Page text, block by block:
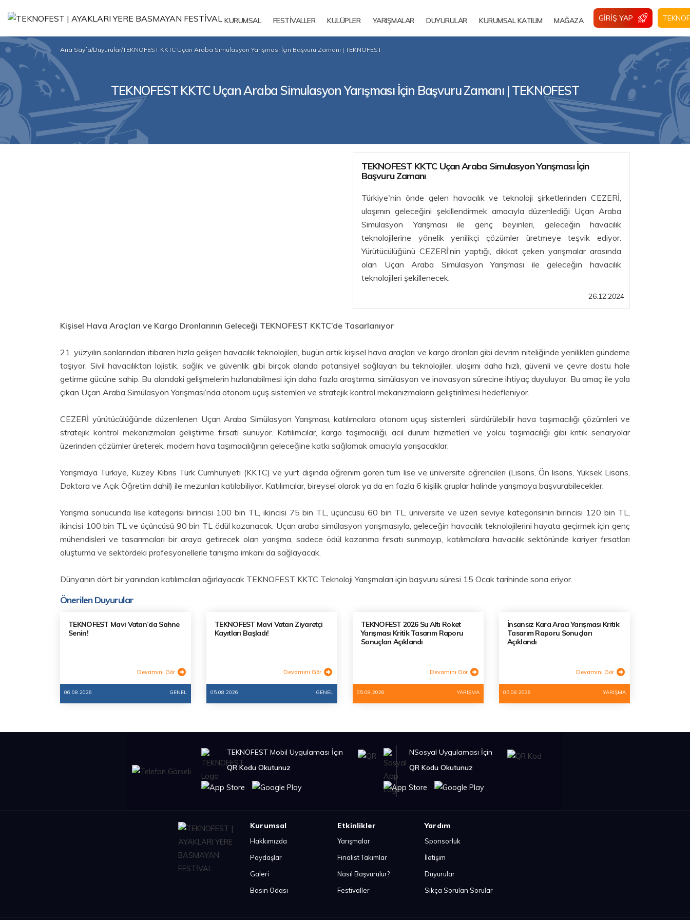
KURUMSAL FESTİVALLER KULÜPLER YARIŞMALAR DUYURULAR KURUMSAL KATILIM MAĞAZA GIRIŞ YAP
Ana Sayfa/Duyurular/TEKNOFEST KKTC Uçan Araba Simulasyon Yarışması İçin Başvuru Zamanı | TEKNOFEST
TEKNOFEST KKTC Uçan Araba Simulasyon Yarışması İçin Başvuru Zamanı | TEKNOFEST
TEKNOFEST KKTC Uçan Araba Simulasyon Yarışması İçin
Başvuru Zamanı
Türkiye'nin önde gelen havacılık ve teknoloji şirketlerinden CEZERİ,
ulaşımın geleceğini şekillendirmek amacıyla düzenlediği Uçan Araba
Simülasyon Yarışması ile genç beyinleri, geleceğin havacılık
teknolojilerine yönelik yenilikçi çözümler üretmeye teşvik ediyor.
Yürütücülüğünü CEZERİ’nin yaptığı, dikkat çeken yarışmalar arasında
olan Uçan Araba Simülasyon Yarışması ile geleceğin havacılık
teknolojileri şekillenecek.
26.12.2024
Kişisel Hava Araçları ve Kargo Dronlarının Geleceği TEKNOFEST KKTC’de Tasarlanıyor
21. yüzyılın sonlarından itibaren hızla gelişen havacılık teknolojileri, bugün artık kişisel hava araçları ve kargo dronları gibi devrim niteliğinde yenilikleri gündeme
taşıyor. Sivil havacılıktan lojistik, sağlık ve güvenlik gibi birçok alanda potansiyel sağlayan bu teknolojiler, ulaşımı daha hızlı, güvenli ve çevre dostu hale
getirme gücüne sahip. Bu alandaki gelişmelerin hızlanabilmesi için daha fazla araştırma, simülasyon ve inovasyon sürecine ihtiyaç duyuluyor. Bu amaç ile yola
çıkan Uçan Araba Simülasyon Yarışması’nda otonom uçuş sistemleri ve stratejik kontrol mekanizmaların geliştirilmesi hedefleniyor.
CEZERİ yürütücülüğünde düzenlenen Uçan Araba Simülasyon Yarışması, katılımcılara otonom uçuş sistemleri, sürdürülebilir hava taşımacılığı çözümleri ve
stratejik kontrol mekanizmaları geliştirme fırsatı sunuyor. Katılımcılar, kargo taşımacılığı, acil durum hizmetleri ve yolcu taşımacılığı gibi kritik senaryolar
üzerinden çözümler üreterek, modern hava taşımacılığının geleceğine katkı sağlamak amacıyla yarışacaklar.
Yarışmaya Türkiye, Kuzey Kıbrıs Türk Cumhuriyeti (KKTC) ve yurt dışında öğrenim gören tüm lise ve üniversite öğrencileri (Lisans, Ön lisans, Yüksek Lisans,
Doktora ve Açık Öğretim dahil) ile mezunları katılabiliyor. Katılımcılar, bireysel olarak ya da en fazla 6 kişilik gruplar halinde yarışmaya başvurabilecekler.
Yarışma sonucunda lise kategorisi birincisi 100 bin TL, ikincisi 75 bin TL, üçüncüsü 60 bin TL, üniversite ve üzeri seviye kategorisinin birincisi 120 bin TL,
ikincisi 100 bin TL ve üçüncüsü 90 bin TL ödül kazanacak. Uçan araba simülasyon yarışmasıyla, geleceğin havacılık teknolojilerini hayata geçirmek için genç
mühendisleri ve tasarımcıları bir araya getirecek olan yarışma, sadece ödül kazanma fırsatı sunmayıp, katılımcılara havacılık sektöründe kariyer fırsatları
oluşturma ve sektördeki profesyonellerle tanışma imkanı da sağlayacak.
Dünyanın dört bir yanından katılımcıları ağırlayacak TEKNOFEST KKTC Teknoloji Yarışmaları için başvuru süresi 15 Ocak tarihinde sona eriyor.
Önerilen Duyurular
TEKNOFEST Mavi Vatan’da Sahne
Senin!
Devamını Gör
06.08.2026 GENEL
TEKNOFEST Mavi Vatan Ziyaretçi
Kayıtları Başladı!
Devamını Gör
05.08.2026 GENEL
TEKNOFEST 2026 Su Altı Roket
Yarışması Kritik Tasarım Raporu
Sonuçları Açıklandı
Devamını Gör
05.08.2026 YARIŞMA
İnsansız Kara Aracı Yarışması Kritik
Tasarım Raporu Sonuçları
Açıklandı
Devamını Gör
05.08.2026 YARIŞMA
TEKNOFEST Mobil Uygulaması İçin
QR Kodu Okutunuz
NSosyal Uygulaması İçin
QR Kodu Okutunuz
Kurumsal
Hakkımızda
Paydaşlar
Galeri
Basın Odası
Etkinlikler
Yarışmalar
Finalist Takımlar
Nasıl Başvurulur?
Festivaller
Yardım
Sponsorluk
İletişim
Duyurular
Sıkça Sorulan Sorular